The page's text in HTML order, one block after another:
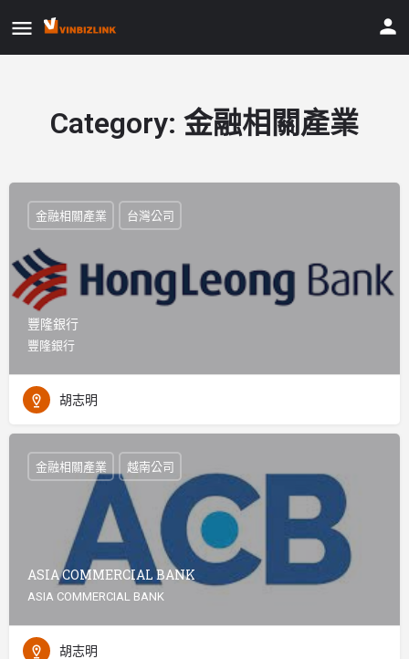
Category: 金融相關產業
豐隆銀行
豐隆銀行
金融相關產業 台灣公司
胡志明
ASIA COMMERCIAL BANK
ASIA COMMERCIAL BANK
金融相關產業 越南公司
胡志明